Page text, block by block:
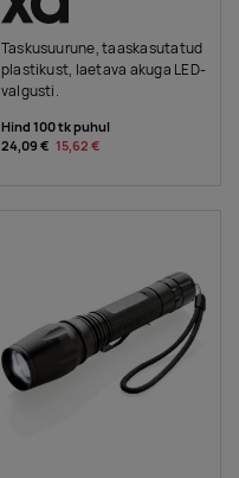
Taskusuurune, taaskasutatud
plastikust, laetava akuga LED-
valgusti.
Hind 100 tk puhul
24,09 € 15,62 €